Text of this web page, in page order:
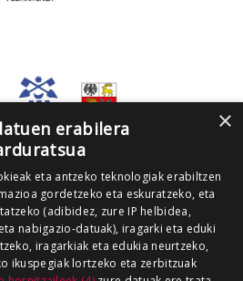
×
erabilera
eta antzeko teknologiak erabiltzen
gordetzeko eta eskuratzeko, eta
(adibidez, zure IP helbidea,
nabigazio-datuak), iragarki eta eduki
iragarkiak eta edukia neurtzeko,
ikuspegiak lortzeko eta zerbitzuak